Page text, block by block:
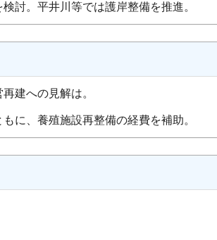
討。平井川等では護岸整備を推進。
建への見解は。
に、養殖施設再整備の経費を補助。